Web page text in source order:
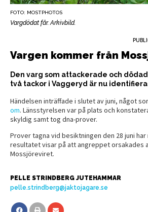
FOTO: MOSTPHOTOS
Vargdödat får. Arkivbild.
Vargen kommer från
Den varg som attackerade och
två tackor i Vaggeryd är nu
Händelsen inträffade i slutet av juni, något
om. Länsstyrelsen var på plats och
skyldig samt tog dna-prover.
Prover tagna vid besiktningen den 28 juni
resultatet visar på att angreppet orsakades
Mossjöreviret.
PELLE STRINDBERG JUTEHAMMAR
pelle.strindberg@jaktojagare.se